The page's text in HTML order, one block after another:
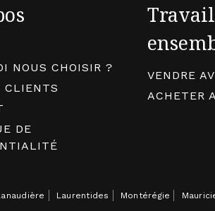
NOUS CHOISIR ?
CLIENTS
DE
VENDRE
ACHETER
Laurentides Montérégie